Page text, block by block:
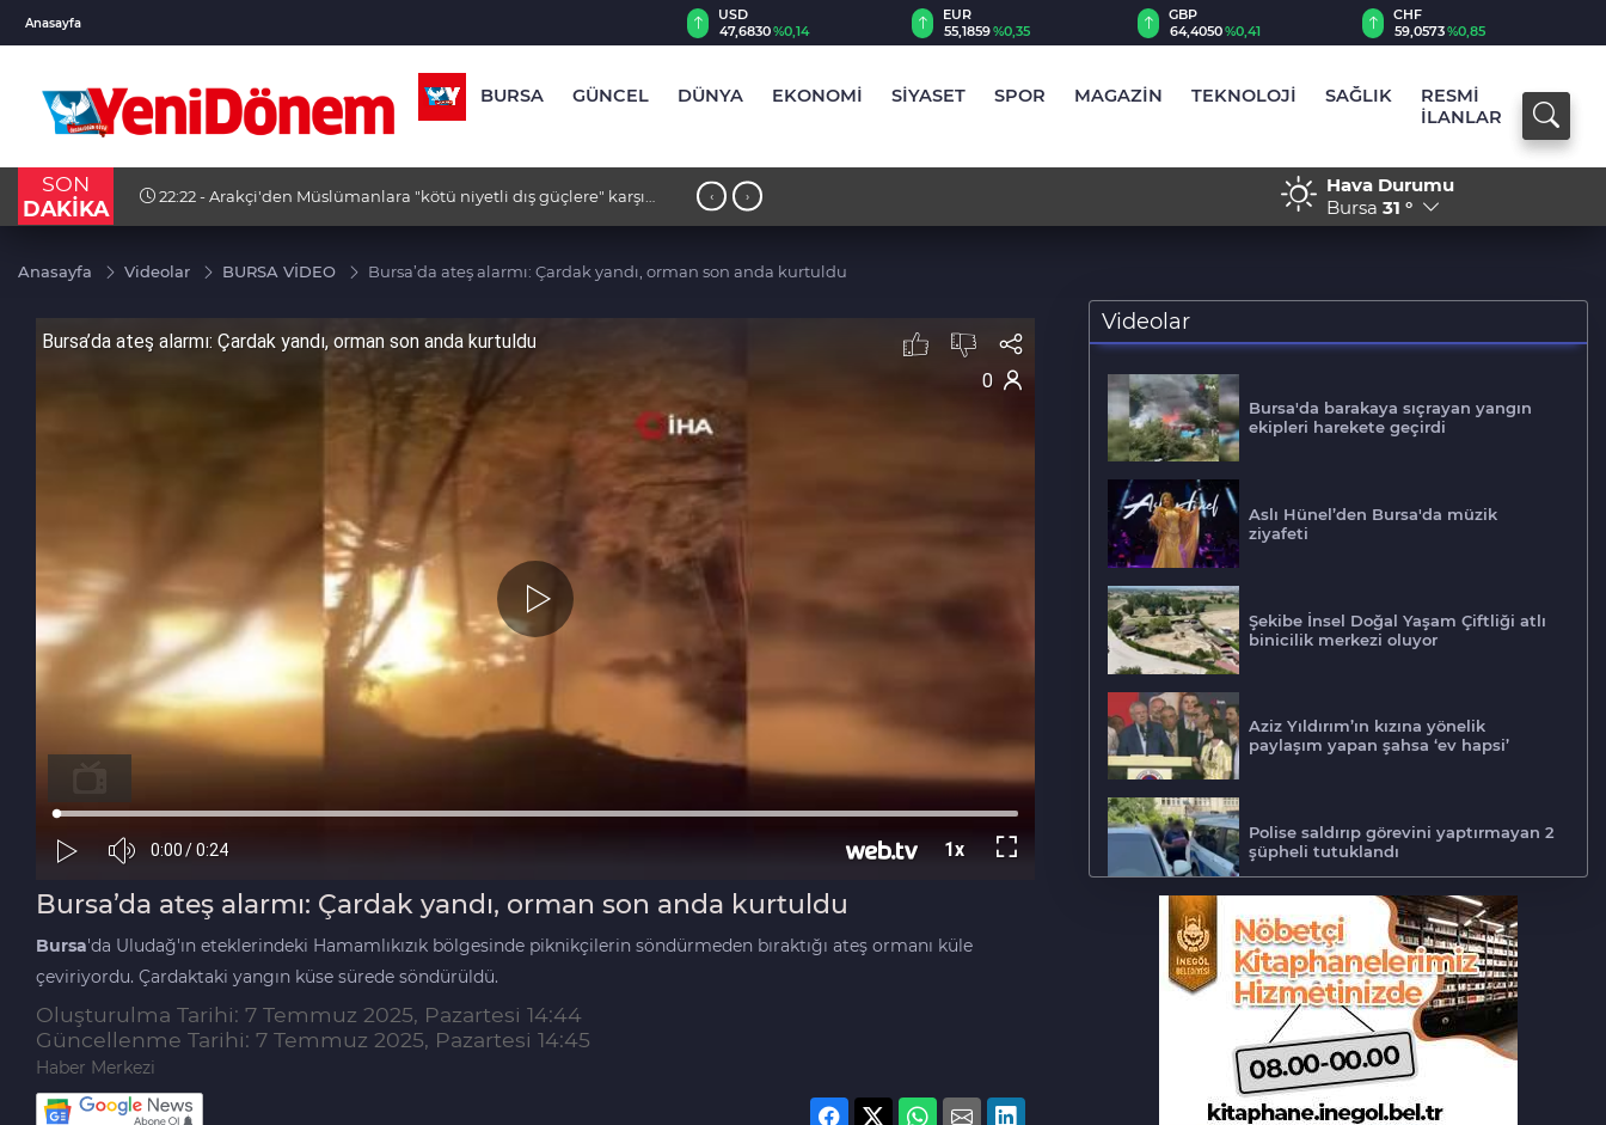
Anasayfa
VND
0,0018
USD
47,6830%0,14
EUR
55,1859%0,35
GBP
64,4050%0,41
CHF
59,0573%0,85
BURSA GÜNCEL DÜNYA EKONOMİ SİYASET SPOR MAGAZİN TEKNOLOJİ SAĞLIK
RESMİ
İLANLAR
SON
DAKİKA
22:22 - Arakçi'den Müslümanlara "kötü niyetli dış güçlere" karşı 22:13 - Bursa'da zihinsel
‹ ›
Hava Durumu
Bursa 31 °
Anasayfa Videolar BURSA VİDEO Bursa’da ateş alarmı: Çardak yandı, orman son anda kurtuldu
Bursa’da ateş alarmı: Çardak yandı, orman son anda kurtuldu
Bursa'da Uludağ'ın eteklerindeki Hamamlıkızık bölgesinde piknikçilerin söndürmeden bıraktığı ateş ormanı küle
çeviriyordu. Çardaktaki yangın küse sürede söndürüldü.
Oluşturulma Tarihi: 7 Temmuz 2025, Pazartesi 14:44
Güncellenme Tarihi: 7 Temmuz 2025, Pazartesi 14:45
Haber Merkezi
Videolar
Bursa'da barakaya sıçrayan yangın
ekipleri harekete geçirdi
Aslı Hünel’den Bursa'da müzik
ziyafeti
Şekibe İnsel Doğal Yaşam Çiftliği atlı
binicilik merkezi oluyor
Aziz Yıldırım’ın kızına yönelik
paylaşım yapan şahsa ‘ev hapsi’
Polise saldırıp görevini yaptırmayan 2
şüpheli tutuklandı
Tarihi eser kaçakçısı Bursa'da sert
kayaya çarptı
‘Hayat 112 Acil’ mobil uygulaması
kamu spotu yayında